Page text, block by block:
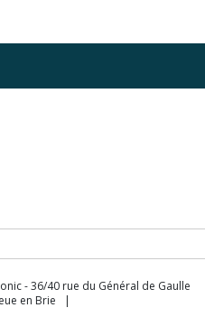
- 36/40 rue du Général de Gaulle
en Brie |